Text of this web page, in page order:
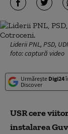
Liderii PNL, PSD,
foto: captură video
Urmărește Digi24
Discover
USR cere
instalarea